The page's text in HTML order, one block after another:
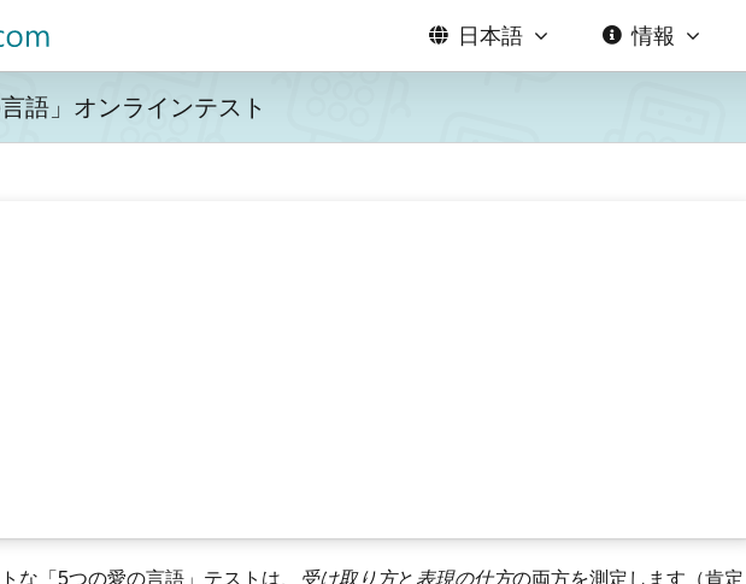
日本語 情報
語」オンラインテスト
な「5つの愛の言語」テストは、 受け取り方と 表現の仕方の両方を測定します（肯定